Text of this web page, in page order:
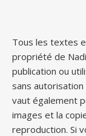
Tous les textes
propriété de
publication ou
sans autorisation
vaut également
images et la
reproduction. Si